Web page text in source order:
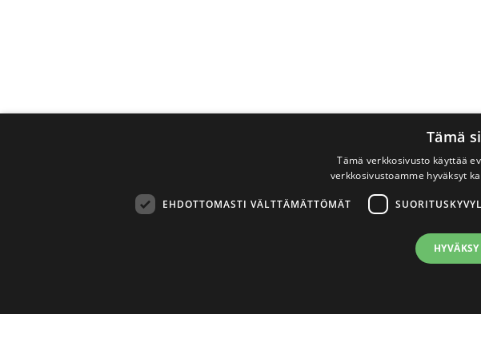
Tämä
Tämä verkkosivusto käyttää
verkkosivustoamme hyväksyt
EHDOTTOMASTI VÄLTTÄMÄTTÖMÄT